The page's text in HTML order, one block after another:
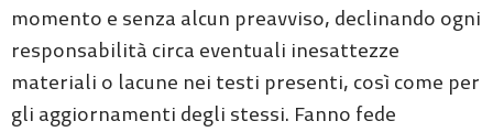
momento e senza alcun preavviso, declinando ogni
responsabilità circa eventuali inesattezze
materiali o lacune nei testi presenti, così come per
gli aggiornamenti degli stessi. Fanno fede